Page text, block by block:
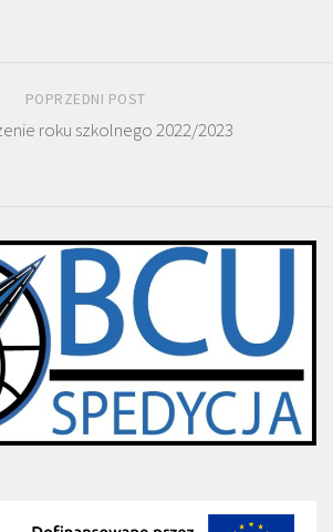
POPRZEDNI POST
roku szkolnego 2022/2023